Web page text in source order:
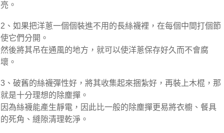
亮。
2、如果把洋蔥一個個裝進不用的長絲襪裡，在每個中間打個節
使它們分開。
然後將其吊在通風的地方，就可以使洋蔥保存好久而不會腐
壞。
3、破舊的絲襪彈性好，將其收集起來捆紮好，再裝上木棍，那
就是十分理想的除塵撣。
因為絲襪能產生靜電，因此比一般的除塵撣更易將衣櫥、餐具
的死角、縫隙清理乾淨。